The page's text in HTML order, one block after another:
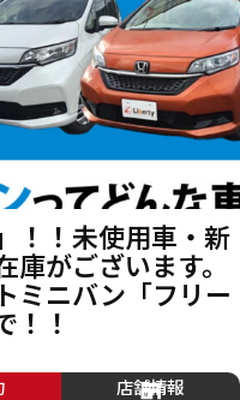
！！未使用車・新
がございます。
ミニバン「フリー
！！
店舗情報